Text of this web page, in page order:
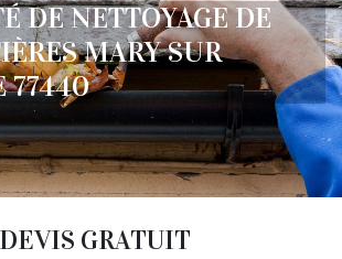
DE NETTOYAGE DE
MARY SUR
77440
DEVIS GRATUIT